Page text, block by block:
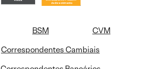
BSM
CVM
Correspondentes Cambiais